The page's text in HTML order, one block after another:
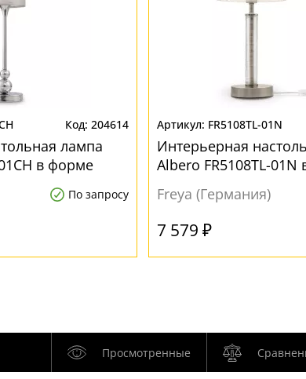
204614
лампа
в форме
По запросу
FR5108TL-01N
Интерьерная
Albero FR5108TL-
Freya (Германия)
7 579 ₽
Просмотренные